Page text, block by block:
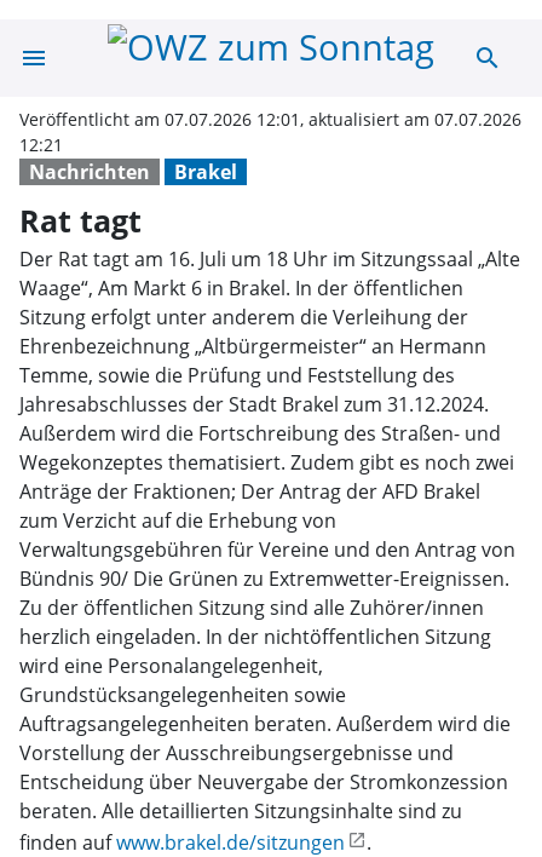
menu Rat tagt | OWZ
search
Nachrichten Brakel
Veröffentlicht am 07.07.2026 12:01, aktualisiert am 07.07.2026
12:21
Rat tagt
Der Rat tagt am 16. Juli um 18 Uhr im Sitzungssaal „Alte
Waage“, Am Markt 6 in Brakel. In der öffentlichen
Sitzung erfolgt unter anderem die Verleihung der
Ehrenbezeichnung „Altbürgermeister“ an Hermann
Temme, sowie die Prüfung und Feststellung des
Jahresabschlusses der Stadt Brakel zum 31.12.2024.
Außerdem wird die Fortschreibung des Straßen- und
Wegekonzeptes thematisiert. Zudem gibt es noch zwei
Anträge der Fraktionen; Der Antrag der AFD Brakel
zum Verzicht auf die Erhebung von
Verwaltungsgebühren für Vereine und den Antrag von
Bündnis 90/ Die Grünen zu Extremwetter-Ereignissen.
Zu der öffentlichen Sitzung sind alle Zuhörer/innen
herzlich eingeladen. In der nichtöffentlichen Sitzung
wird eine Personalangelegenheit,
Grundstücksangelegenheiten sowie
Auftragsangelegenheiten beraten. Außerdem wird die
Vorstellung der Ausschreibungsergebnisse und
Entscheidung über Neuvergabe der Stromkonzession
beraten. Alle detaillierten Sitzungsinhalte sind zu
finden aufwww.brakel.de/sitzungen .